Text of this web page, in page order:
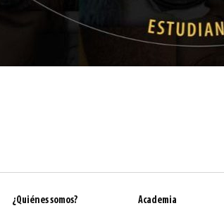
¿Quiénes somos? Academia